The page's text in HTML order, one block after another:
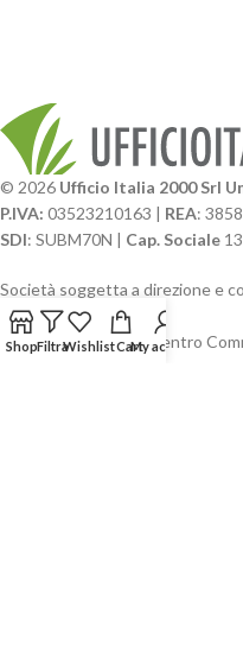
© 2026 Ufficio Italia 2000 Srl
P.IVA: 03523210163 | REA:
SDI: SUBM70N | Cap. Sociale
Società soggetta a direzione e
Holding srl
Via A. Ponti n. 4 – Centro
ShopFiltraWishlistCartMy account